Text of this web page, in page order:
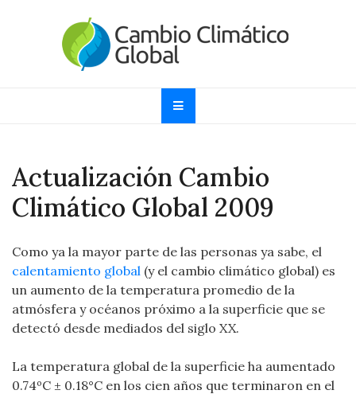
Cambio Climático
Global
Climático y Efecto Invernadero desde 1997
Actualización Cambio
Climático Global 2009
Como ya la mayor parte de las personas ya sabe, el
calentamiento global (y el cambio climático global) es
un aumento de la temperatura promedio de la
atmósfera y océanos próximo a la superficie que se
detectó desde mediados del siglo XX.
La temperatura global de la superficie ha aumentado
0.74ºC ± 0.18°C en los cien años que terminaron en el